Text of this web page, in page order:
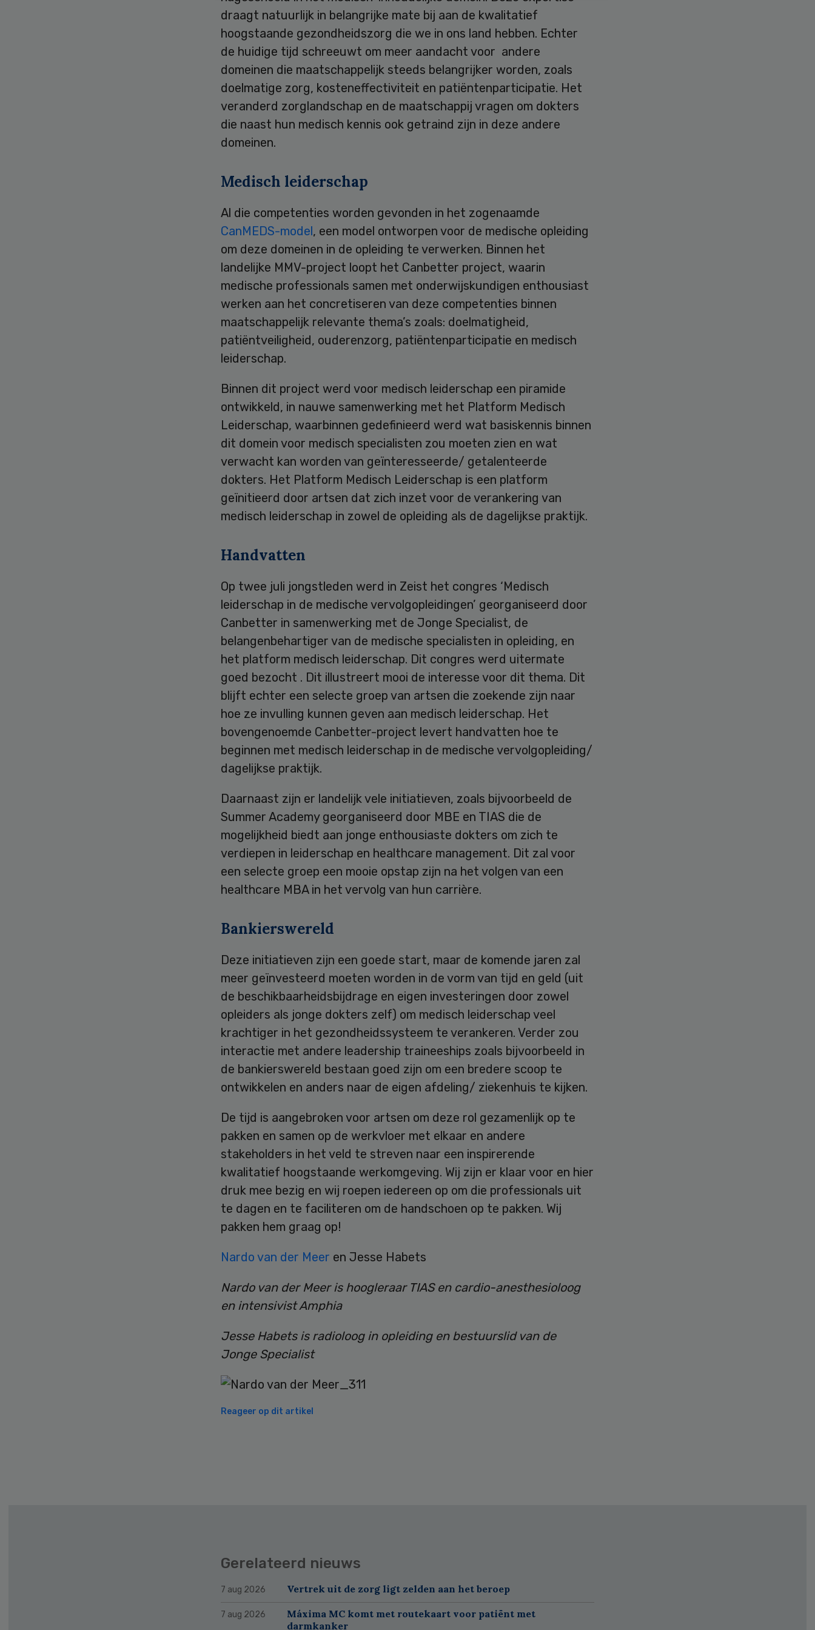
draagt natuurlijk in belangrijke mate bij aan de kwalitatief
hoogstaande gezondheidszorg die we in ons land hebben. Echter
de huidige tijd schreeuwt om meer aandacht voor andere
domeinen die maatschappelijk steeds belangrijker worden, zoals
doelmatige zorg, kosteneffectiviteit en patiëntenparticipatie. Het
veranderd zorglandschap en de maatschappij vragen om dokters
die naast hun medisch kennis ook getraind zijn in deze andere
domeinen.
Medisch leiderschap
Al die competenties worden gevonden in het zogenaamde
CanMEDS-model, een model ontworpen voor de medische opleiding
om deze domeinen in de opleiding te verwerken. Binnen het
landelijke MMV-project loopt het Canbetter project, waarin
medische professionals samen met onderwijskundigen enthousiast
werken aan het concretiseren van deze competenties binnen
maatschappelijk relevante thema’s zoals: doelmatigheid,
patiëntveiligheid, ouderenzorg, patiëntenparticipatie en medisch
leiderschap.
Binnen dit project werd voor medisch leiderschap een piramide
ontwikkeld, in nauwe samenwerking met het Platform Medisch
Leiderschap, waarbinnen gedefinieerd werd wat basiskennis binnen
dit domein voor medisch specialisten zou moeten zien en wat
verwacht kan worden van geïnteresseerde/ getalenteerde
dokters. Het Platform Medisch Leiderschap is een platform
geïnitieerd door artsen dat zich inzet voor de verankering van
medisch leiderschap in zowel de opleiding als de dagelijkse praktijk.
Handvatten
Op twee juli jongstleden werd in Zeist het congres ‘Medisch
leiderschap in de medische vervolgopleidingen’ georganiseerd door
Canbetter in samenwerking met de Jonge Specialist, de
belangenbehartiger van de medische specialisten in opleiding, en
het platform medisch leiderschap. Dit congres werd uitermate
goed bezocht . Dit illustreert mooi de interesse voor dit thema. Dit
blijft echter een selecte groep van artsen die zoekende zijn naar
hoe ze invulling kunnen geven aan medisch leiderschap. Het
bovengenoemde Canbetter-project levert handvatten hoe te
beginnen met medisch leiderschap in de medische vervolgopleiding/
dagelijkse praktijk.
Daarnaast zijn er landelijk vele initiatieven, zoals bijvoorbeeld de
Summer Academy georganiseerd door MBE en TIAS die de
mogelijkheid biedt aan jonge enthousiaste dokters om zich te
verdiepen in leiderschap en healthcare management. Dit zal voor
een selecte groep een mooie opstap zijn na het volgen van een
healthcare MBA in het vervolg van hun carrière.
Bankierswereld
Deze initiatieven zijn een goede start, maar de komende jaren zal
meer geïnvesteerd moeten worden in de vorm van tijd en geld (uit
de beschikbaarheidsbijdrage en eigen investeringen door zowel
opleiders als jonge dokters zelf) om medisch leiderschap veel
krachtiger in het gezondheidssysteem te verankeren. Verder zou
interactie met andere leadership traineeships zoals bijvoorbeeld in
de bankierswereld bestaan goed zijn om een bredere scoop te
ontwikkelen en anders naar de eigen afdeling/ ziekenhuis te kijken.
De tijd is aangebroken voor artsen om deze rol gezamenlijk op te
pakken en samen op de werkvloer met elkaar en andere
stakeholders in het veld te streven naar een inspirerende
kwalitatief hoogstaande werkomgeving. Wij zijn er klaar voor en hier
druk mee bezig en wij roepen iedereen op om die professionals uit
te dagen en te faciliteren om de handschoen op te pakken. Wij
pakken hem graag op!
Nardo van der Meer en Jesse Habets
Nardo van der Meer is hoogleraar TIAS en cardio-anesthesioloog
en intensivist Amphia
Jesse Habets is radioloog in opleiding en bestuurslid van de
Jonge Specialist
Reageer op dit artikel
Gerelateerd nieuws
7 aug 2026 Vertrek uit de zorg ligt zelden aan het beroep
7 aug 2026
Máxima MC komt met routekaart voor patiënt met
darmkanker